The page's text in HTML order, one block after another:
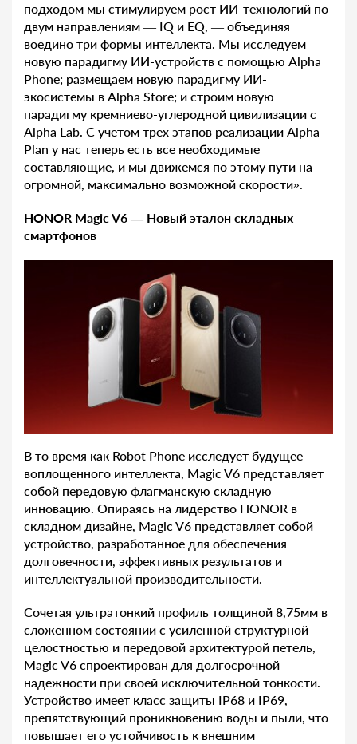
подходом мы стимулируем рост ИИ-технологий по
двум направлениям — IQ и EQ, — объединяя
воедино три формы интеллекта. Мы исследуем
новую парадигму ИИ-устройств с помощью Alpha
Phone; размещаем новую парадигму ИИ-
экосистемы в Alpha Store; и строим новую
парадигму кремниево-углеродной цивилизации с
Alpha Lab. С учетом трех этапов реализации Alpha
Plan у нас теперь есть все необходимые
составляющие, и мы движемся по этому пути на
огромной, максимально возможной скорости».
HONOR Magic V6 — Новый эталон складных
смартфонов
В то время как Robot Phone исследует будущее
воплощенного интеллекта, Magic V6 представляет
собой передовую флагманскую складную
инновацию. Опираясь на лидерство HONOR в
складном дизайне, Magic V6 представляет собой
устройство, разработанное для обеспечения
долговечности, эффективных результатов и
интеллектуальной производительности.
Сочетая ультратонкий профиль толщиной 8,75мм в
сложенном состоянии с усиленной структурной
целостностью и передовой архитектурой петель,
Magic V6 спроектирован для долгосрочной
надежности при своей исключительной тонкости.
Устройство имеет класс защиты IP68 и IP69,
препятствующий проникновению воды и пыли, что
повышает его устойчивость к внешним